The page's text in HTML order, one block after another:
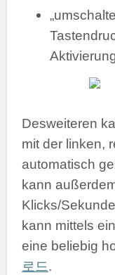
Desweiteren
mit der linken,
automatisch
kann
Klicks/
kann mittels
eine beliebig
로드.